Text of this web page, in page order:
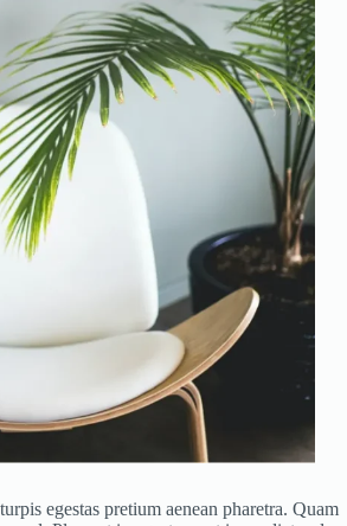
egestas pretium aenean pharetra. Quam